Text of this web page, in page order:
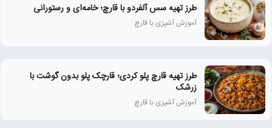
طرز تهیه سس آلفردو با قارچ؛ خامه‌ای و رستورانی
آموزش آشپزی با قارچ
طرز تهیه قارچ پلو کردی؛ قارچک پلو بدون گوشت با
زرشک
آموزش آشپزی با قارچ